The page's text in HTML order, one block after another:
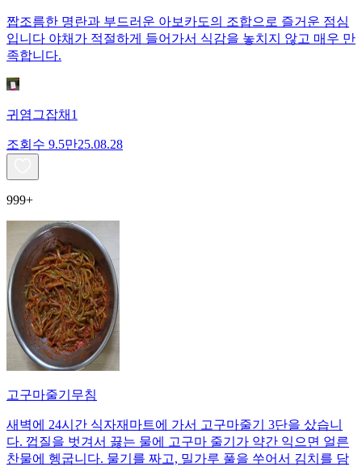
짭조름한 명란과 부드러운 아보카도의 조합으로 즐거운 점심
입니다 야채가 적절하게 들어가서 식감을 놓치지 않고 매우 만
족합니다.
귀염그잡채1
조회수 9.5만25.08.28
999+
고구마줄기무침
새벽에 24시간 식자재마트에 가서 고구마줄기 3단을 샀습니
다. 껍질을 벗겨서 끓는 물에 고구마 줄기가 약간 익으면 얼른
찬물에 헹굽니다. 물기를 짜고, 밀가루 풀을 쑤어서 김치를 담